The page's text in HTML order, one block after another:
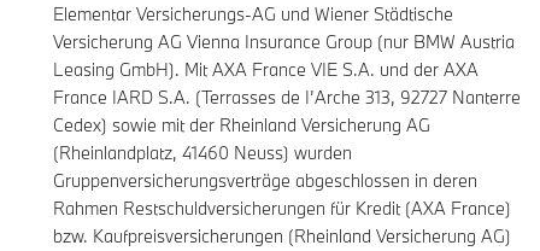
Elementar Versicherungs-AG und Wiener Städtische
Versicherung AG Vienna Insurance Group (nur BMW Austria
Leasing GmbH). Mit AXA France VIE S.A. und der AXA
France IARD S.A. (Terrasses de I’Arche 313, 92727 Nanterre
Cedex) sowie mit der Rheinland Versicherung AG
(Rheinlandplatz, 41460 Neuss) wurden
Gruppenversicherungsverträge abgeschlossen in deren
Rahmen Restschuldversicherungen für Kredit (AXA France)
bzw. Kaufpreisversicherungen (Rheinland Versicherung AG)